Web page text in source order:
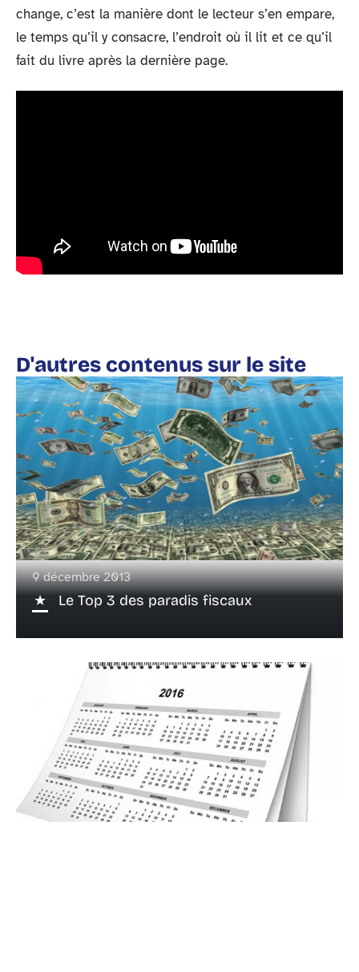
change, c’est la manière dont le lecteur s’en empare,
le temps qu’il y consacre, l’endroit où il lit et ce qu’il
fait du livre après la dernière page.
D'autres contenus sur le site
9 décembre 2013
Le Top 3 des paradis fiscaux